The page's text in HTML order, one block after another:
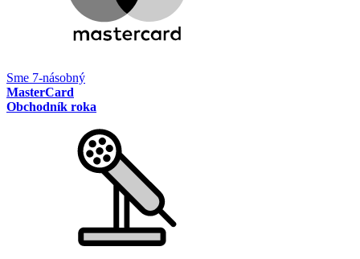
Sme 7-násobný
MasterCard
Obchodník roka